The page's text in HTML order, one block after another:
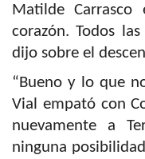
Matilde
corazón. Todos
dijo sobre el
“Bueno y lo que
Vial empató con
nuevamente a
ninguna